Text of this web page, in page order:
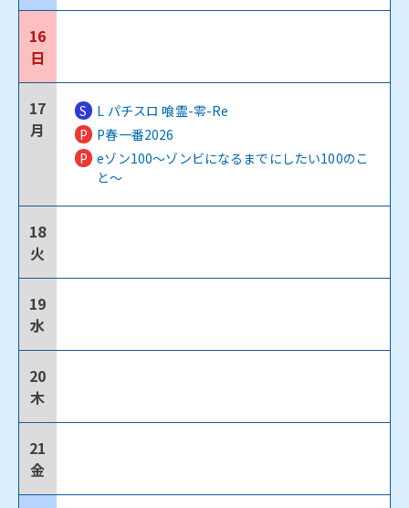
16
日
17
月
S
L パチスロ 喰霊-零-Re
P P春一番2026
P eゾン100～ゾンビになるまでにしたい100のこ
と～
18
火
19
水
20
木
21
金